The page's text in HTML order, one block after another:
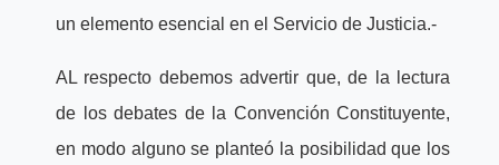
un elemento esencial en el Servicio de Justicia.-
AL respecto debemos advertir que, de la lectura
de los debates de la Convención Constituyente,
en modo alguno se planteó la posibilidad que los